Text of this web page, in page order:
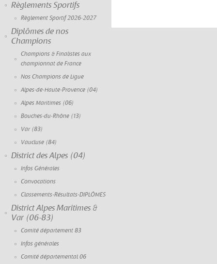
Règlements Sportifs
Règlement Sportif 2026-2027
Diplômes de nos
Champions
Champions & Finalistes aux
championnat de France
Nos Champions de Ligue
Alpes-de-Haute-Provence (04)
Alpes Maritimes (06)
Bouches-du-Rhône (13)
Var (83)
Vaucluse (84)
District des Alpes (04)
Infos Générales
Convocations
Classements-Résultats-DIPLÔMES
District Alpes Maritimes &
Var (06-83)
Comité département 83
Infos générales
Comité départemental 06